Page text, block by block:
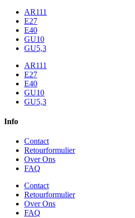
AR111
E27
E40
GU10
GU5,3
AR111
E27
E40
GU10
GU5,3
Info
Contact
Retourformulier
Over Ons
FAQ
Contact
Retourformulier
Over Ons
FAQ